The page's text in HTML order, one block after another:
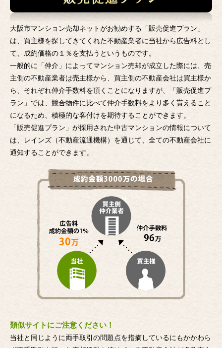
大阪市マンション売却ネットがお勧めする「販売促進プラン」
は、買主様を探してきてくれた不動産業者に当社から広告料とし
て、成約価格の１％を支払うというものです。
一般的に「仲介」によってマンション売却が成立した際には、売
主側の不動産業者は売主様から、買主側の不動産会社は買主様か
ら、それぞれ仲介手数料を頂くことになりますが、「販売促進プ
ラン」では、競合物件に比べて仲介手数料をより多く貰えること
になるため、積極的な客付けを期待することができます。
「販売促進プラン」が採用された中古マンションの情報について
は、レインズ（不動産流通機構）を通じて、全ての不動産会社に
通知することができます。
類似サイトにご注意ください！
当社と同じように両手取引の問題点を指摘しているにもかかわら